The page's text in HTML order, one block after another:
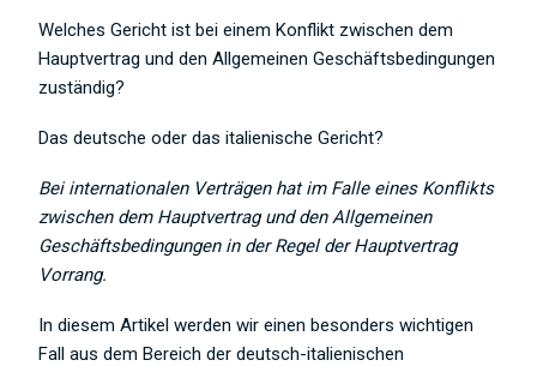
Welches Gericht ist bei einem Konflikt zwischen dem
Hauptvertrag und den Allgemeinen Geschäftsbedingungen
zuständig?
Das deutsche oder das italienische Gericht?
Bei internationalen Verträgen hat im Falle eines Konflikts
zwischen dem Hauptvertrag und den Allgemeinen
Geschäftsbedingungen in der Regel der Hauptvertrag
Vorrang.
In diesem Artikel werden wir einen besonders wichtigen
Fall aus dem Bereich der deutsch-italienischen